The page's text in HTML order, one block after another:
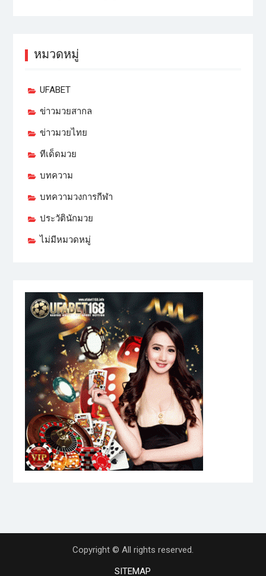
หมวดหมู่
UFABET
ข่าวมวยสากล
ข่าวมวยไทย
ทีเด็ดมวย
บทความ
บทความวงการกีฬา
ประวัตินักมวย
ไม่มีหมวดหมู่
Copyright © All rights reserved.
SITEMAP